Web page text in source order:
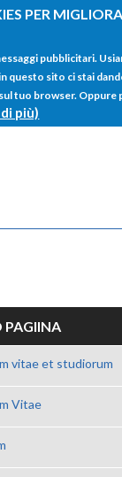
PER
pubblicitari.
sito ci stai
tuo browser.
più)
PAGIINA
vitae et studiorum
Vitae